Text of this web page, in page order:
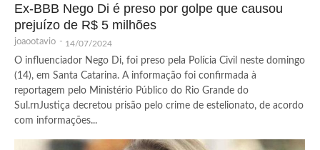
Ex-BBB Nego Di é preso por golpe que causou
prejuízo de R$ 5 milhões
joaootavio - 14/07/2024
O influenciador Nego Di, foi preso pela Polícia Civil neste domingo
(14), em Santa Catarina. A informação foi confirmada à
reportagem pelo Ministério Público do Rio Grande do
Sul.rnJustiça decretou prisão pelo crime de estelionato, de acordo
com informações...